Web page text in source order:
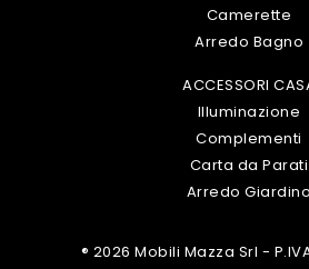
Camerette
Arredo Bagno
ACCESSORI
Illuminazione
Complementi
Carta da Parati
Arredo Giardino
® 2026 Mobili Mazza Srl -